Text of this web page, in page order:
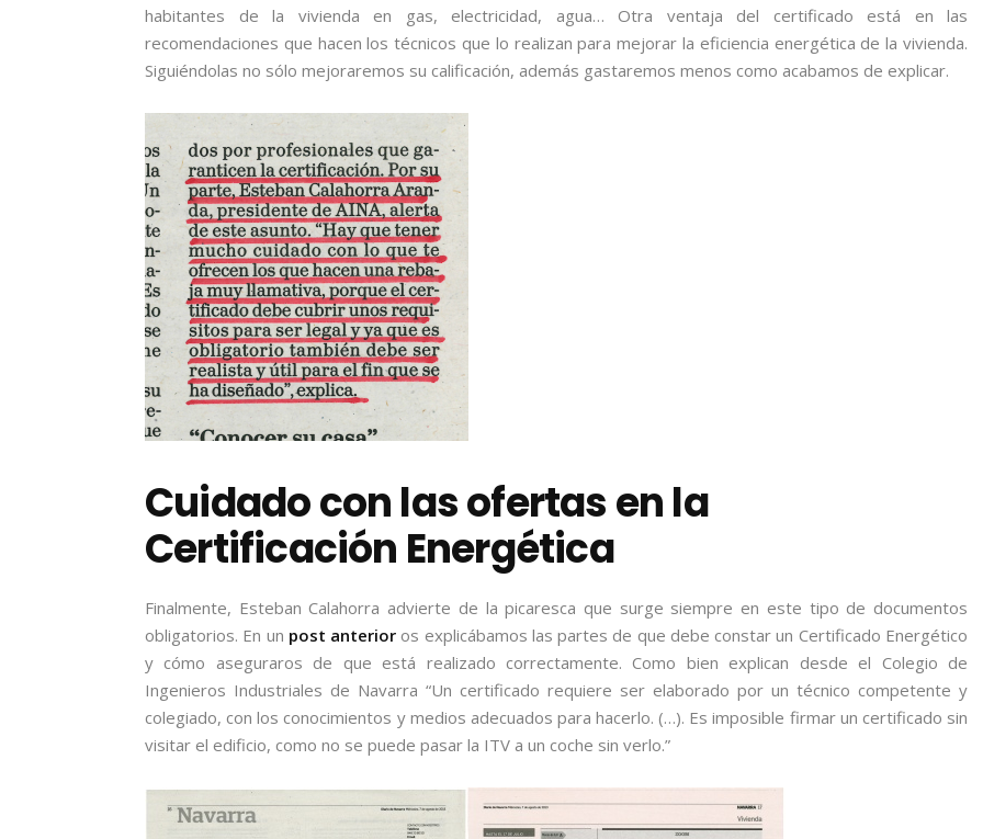
habitantes de la vivienda en gas, electricidad, agua… Otra ventaja del certificado está en las
recomendaciones que hacen los técnicos que lo realizan para mejorar la eficiencia energética de la vivienda.
Siguiéndolas no sólo mejoraremos su calificación, además gastaremos menos como acabamos de explicar.
Cuidado con las ofertas en la
Certificación Energética
Finalmente, Esteban Calahorra advierte de la picaresca que surge siempre en este tipo de documentos
obligatorios. En un post anterior os explicábamos las partes de que debe constar un Certificado Energético
y cómo aseguraros de que está realizado correctamente. Como bien explican desde el Colegio de
Ingenieros Industriales de Navarra “Un certificado requiere ser elaborado por un técnico competente y
colegiado, con los conocimientos y medios adecuados para hacerlo. (…). Es imposible firmar un certificado sin
visitar el edificio, como no se puede pasar la ITV a un coche sin verlo.”